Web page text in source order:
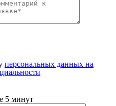
персональных данных на
5 минут